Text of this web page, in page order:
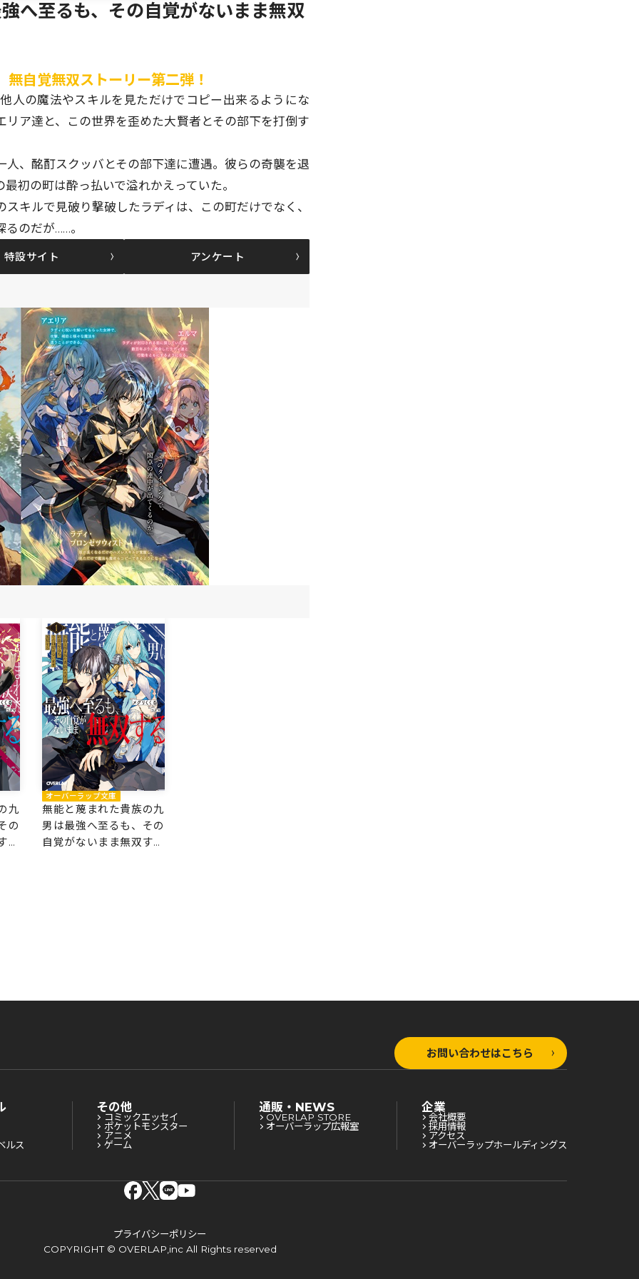
へ至るも、その自覚がないまま無双
自覚無双ストーリー第二弾！
人の魔法やスキルを見ただけでコピー出来るようにな
ア達と、この世界を歪めた大賢者とその部下を打倒す
、酩酊スクッバとその部下達に遭遇。彼らの奇襲を退
初の町は酔っ払いで溢れかえっていた。
キルで見破り撃破したラディは、この町だけでなく、
のだが……。
特設サイト アンケート
九
の
る
オーバーラップ文庫
無能と蔑まれた貴族の九
男は最強へ至るも、その
自覚がないまま無双する
お問い合わせはこちら
ルス
その他
コミックエッセイ
ポケットモンスター
アニメ
ゲーム
通販・NEWS
OVERLAP STORE
オーバーラップ広報室
企業
会社概要
採用情報
アクセス
オーバーラップホールディングス
プライバシーポリシー
COPYRIGHT © OVERLAP,inc All Rights reserved